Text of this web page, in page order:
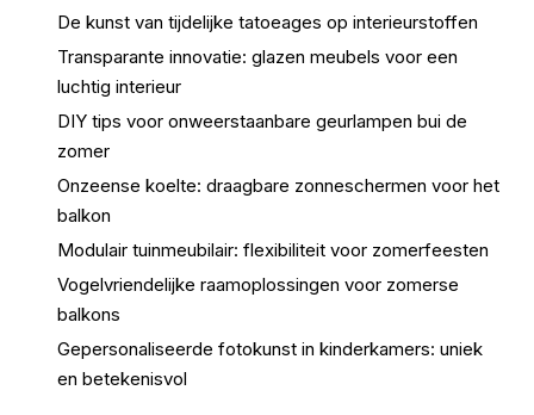
De kunst van tijdelijke tatoeages op interieurstoffen
Transparante innovatie: glazen meubels voor een
luchtig interieur
DIY tips voor onweerstaanbare geurlampen bui de
zomer
Onzeense koelte: draagbare zonneschermen voor het
balkon
Modulair tuinmeubilair: flexibiliteit voor zomerfeesten
Vogelvriendelijke raamoplossingen voor zomerse
balkons
Gepersonaliseerde fotokunst in kinderkamers: uniek
en betekenisvol